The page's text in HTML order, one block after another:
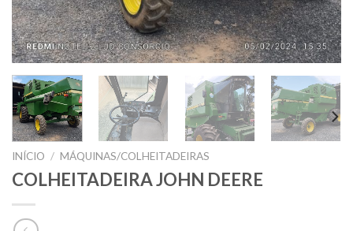
INÍCIO / MÁQUINAS/COLHEITADEIRAS
COLHEITADEIRA JOHN DEERE